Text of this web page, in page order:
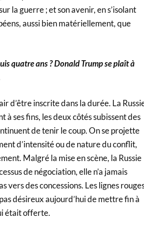
la guerre ; et son avenir, en s’isolant
aussi bien matériellement, que
quatre ans ? Donald Trump se plaît à
d’être inscrite dans la durée. La
à ses fins, les deux côtés subissent des
de tenir le coup. On se projette
d’intensité ou de nature du conflit,
Malgré la mise en scène, la Russie
de négociation, elle n’a jamais
vers des concessions. Les lignes
désireux aujourd’hui de mettre fin à
était offerte.